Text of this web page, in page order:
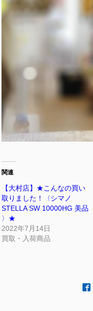
関連
【大村店】★こんなの買い
取りました！〈シマノ⁡
⁡STELLA SW 10000HG 美品
⁡〉★
2022年7月14日
買取・入荷商品